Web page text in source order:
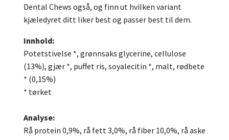
Dental Chews også, og finn ut hvilken variant
kjæledyret ditt liker best og passer best til dem.
Innhold:
Potetstivelse *, grønnsaks glycerine, cellulose
(13%), gjær *, puffet ris, soyalecitin *, malt, rødbete
* (0,15%)
* tørket
Analyse:
Rå protein 0,9%, rå fett 3,0%, rå fiber 10,0%, rå aske